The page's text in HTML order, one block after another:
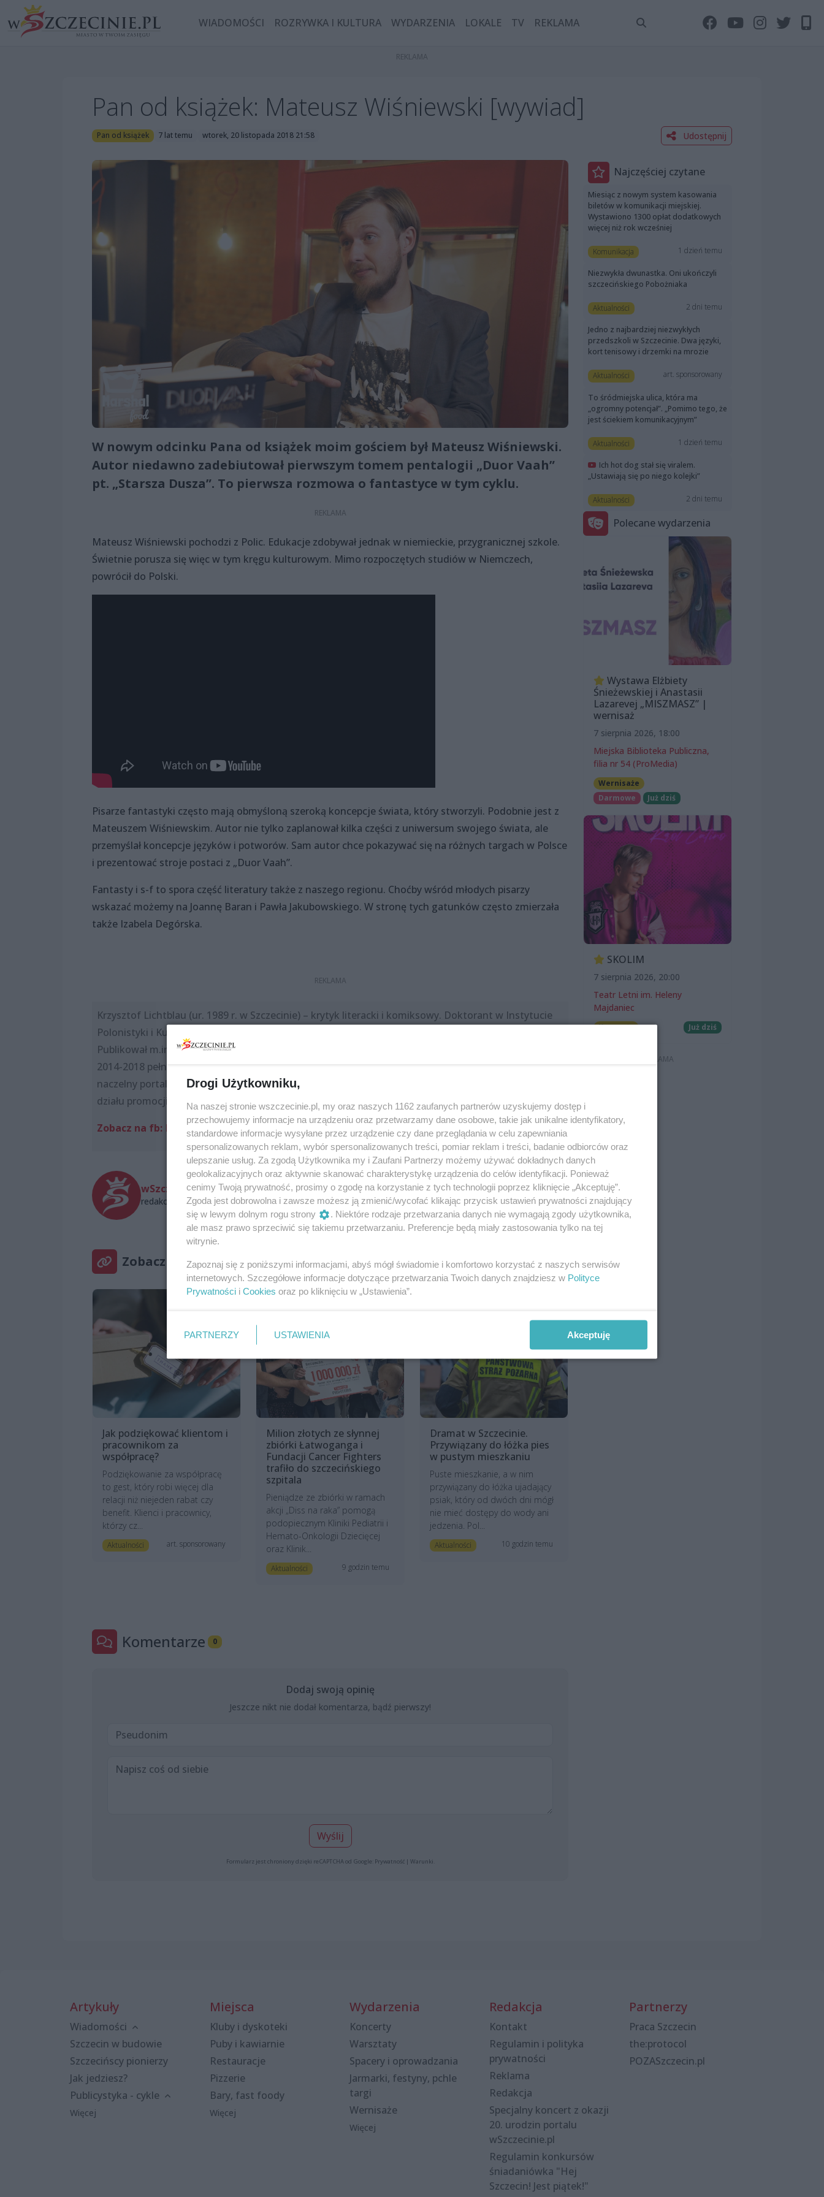
WIADOMOŚCI ROZRYWKA I KULTURA WYDARZENIA LOKALE TV REKLAMA
Pan od książek: Mateusz Wiśniewski [wywiad]
Pan od książek 7 lat temu wtorek, 20 listopada 2018 21:58 Udostępnij
W nowym odcinku Pana od książek moim gościem był Mateusz Wiśniewski.
Autor niedawno zadebiutował pierwszym tomem pentalogii „Duor Vaah”
pt. „Starsza Dusza”. To pierwsza rozmowa o fantastyce w tym cyklu.
Mateusz Wiśniewski pochodzi z Polic. Edukacje zdobywał jednak w niemieckie, przygranicznej szkole.
Świetnie porusza się więc w tym kręgu kulturowym. Mimo rozpoczętych studiów w Niemczech,
powrócił do Polski.
Pisarze fantastyki często mają obmyśloną szeroką koncepcje świata, który stworzyli. Podobnie jest z
Mateuszem Wiśniewskim. Autor nie tylko zaplanował kilka części z uniwersum swojego świata, ale
przemyślał koncepcje języków i potworów. Sam autor chce pokazywać się na różnych targach w Polsce
i prezentować stroje postaci z „Duor Vaah”.
Fantasty i s-f to spora część literatury także z naszego regionu. Choćby wśród młodych pisarzy
wskazać możemy na Joannę Baran i Pawła Jakubowskiego. W stronę tych gatunków często zmierzała
także Izabela Degórska.
Krzysztof Lichtblau (ur. 1989 r. w Szczecinie) – krytyk literacki i komiksowy. Doktorant w Instytucie
Polonistyki i Kulturoznawstwa na Uniwersytecie Szczecińskim. Redaktor „Zeszytów Komiksowych”.
Publikował m.in. w „Pograniczach”, „Midraszu”, „Odrze”, „Fabulariach” i „Tyglu Kultury”. W latach
2014-2018 pełnił funkcję sekretarza w kwartalniku literacko-kulturalnym „eleWator”. Redaktor
naczelny portalu o popkulturze BETONiarka.net. Członek Stowarzyszenia POP-ART. Pracownik
działu promocji Miejskiej Biblioteki Publicznej w Szczecinie.
Zobacz na fb: Pan od książek
wSzczecinie.pl
redakcja@wszczecinie.pl Udostępnij
Zobacz też
Jak podziękować klientom i
pracownikom za
współpracę?
Podziękowanie za współpracę
to gest, który robi więcej dla
relacji niż niejeden rabat czy
benefit. Klienci i pracownicy,
którzy cz...
Aktualności art. sponsorowany
Milion złotych ze słynnej
zbiórki Łatwoganga i
Fundacji Cancer Fighters
trafiło do szczecińskiego
szpitala
Pieniądze ze zbiórki w ramach
akcji „Diss na raka” pomogą
podopiecznym Kliniki Pediatrii i
Hemato-Onkologii Dziecięcej
oraz Klinik...
Aktualności 9 godzin temu
Dramat w Szczecinie.
Przywiązany do łóżka pies
w pustym mieszkaniu
Puste mieszkanie, a w nim
przywiązany do łóżka ujadający
psiak, który od dwóch dni mógł
nie mieć dostępy do wody ani
jedzenia. Pol...
Aktualności 10 godzin temu
Komentarze 0
Dodaj swoją opinię
Jeszcze nikt nie dodał komentarza, bądź pierwszy!
Wyślij
Formularz jest chroniony dzięki reCAPTCHA od Google: Prywatność| Warunki
Najczęściej czytane
Miesiąc z nowym system kasowania
biletów w komunikacji miejskiej.
Wystawiono 1300 opłat dodatkowych
więcej niż rok wcześniej
Komunikacja 1 dzień temu
Niezwykła dwunastka. Oni ukończyli
szczecińskiego Pobożniaka
Aktualności 2 dni temu
Jedno z najbardziej niezwykłych
przedszkoli w Szczecinie. Dwa języki,
kort tenisowy i drzemki na mrozie
Aktualności art. sponsorowany
To śródmiejska ulica, która ma
„ogromny potencjał”. „Pomimo tego, że
jest ściekiem komunikacyjnym”
Aktualności 1 dzień temu
Ich hot dog stał się viralem.
„Ustawiają się po niego kolejki”
Aktualności 2 dni temu
Polecane wydarzenia
Wystawa Elżbiety
Śnieżewskiej i Anastasii
Lazarevej „MISZMASZ” |
wernisaż
7 sierpnia 2026, 18:00
Miejska Biblioteka Publiczna,
filia nr 54 (ProMedia)
Wernisaże
Darmowe
Już dziś
SKOLIM
7 sierpnia 2026, 20:00
Teatr Letni im. Heleny
Majdaniec
Koncerty Już dziś
Artykuły
Wiadomości
Szczecin w budowie
Szczecińscy pionierzy
Jak jedziesz?
Publicystyka - cykle
Więcej
Miejsca
Kluby i dyskoteki
Puby i kawiarnie
Restauracje
Pizzerie
Bary, fast foody
Więcej
Wydarzenia
Koncerty
Warsztaty
Spacery i oprowadzania
Jarmarki, festyny, pchle
targi
Wernisaże
Więcej
Redakcja
Kontakt
Regulamin i polityka
prywatności
Reklama
Redakcja
Specjalny koncert z okazji
20. urodzin portalu
wSzczecinie.pl
Regulamin konkursów
śniadaniówka "Hej
Szczecin! Jest piątek!"
Partnerzy
Praca Szczecin
the:protocol
POZASzczecin.pl
Drogi Użytkowniku,
Na naszej stronie wszczecinie.pl, my oraz naszych 1162 zaufanych partnerów uzyskujemy dostęp i
przechowujemy informacje na urządzeniu oraz przetwarzamy dane osobowe, takie jak unikalne identyfikatory,
standardowe informacje wysyłane przez urządzenie czy dane przeglądania w celu zapewniania
spersonalizowanych reklam, wybór spersonalizowanych treści, pomiar reklam i treści, badanie odbiorców oraz
ulepszanie usług. Za zgodą Użytkownika my i Zaufani Partnerzy możemy używać dokładnych danych
geolokalizacyjnych oraz aktywnie skanować charakterystykę urządzenia do celów identyfikacji. Ponieważ
cenimy Twoją prywatność, prosimy o zgodę na korzystanie z tych technologii poprzez kliknięcie „Akceptuję”.
Zgoda jest dobrowolna i zawsze możesz ją zmienić/wycofać klikając przycisk ustawień prywatności znajdujący
się w lewym dolnym rogu strony
. Niektóre rodzaje przetwarzania danych nie wymagają zgody użytkownika,
ale masz prawo sprzeciwić się takiemu przetwarzaniu. Preferencje będą miały zastosowania tylko na tej
witrynie.
Zapoznaj się z poniższymi informacjami, abyś mógł świadomie i komfortowo korzystać z naszych serwisów
internetowych. Szczegółowe informacje dotyczące przetwarzania Twoich danych znajdziesz w Polityce
Prywatności i Cookies oraz po kliknięciu w „Ustawienia”.
PARTNERZY USTAWIENIA Akceptuję